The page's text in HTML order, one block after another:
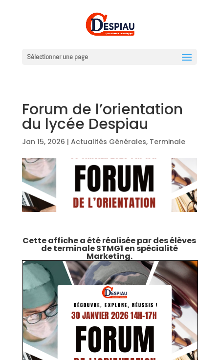
Sélectionner une page
Forum de l’orientation
du lycée Despiau
Jan 15, 2026 | Actualités Générales, Terminale
Cette affiche a été réalisée par des élèves
de terminale STMG1 en spécialité
Marketing.